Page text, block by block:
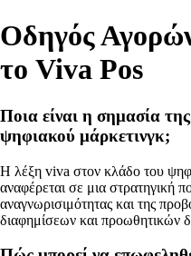
Οδηγός
το Viva Pos
Ποια είναι η σημασία
ψηφιακού μάρκετινγκ;
Η λέξη viva στον κλάδο του
αναφέρεται σε μια στρατηγική
αναγνωρισιμότητας και της
διαφημίσεων και προωθητικών